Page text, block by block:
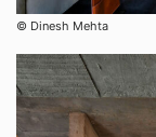
© Dinesh Mehta